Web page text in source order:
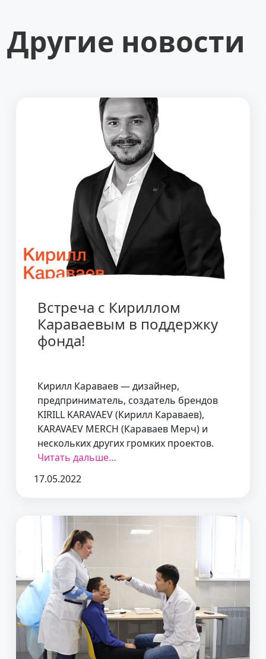
Другие новости
Встреча с Кириллом
Караваевым в поддержку
фонда!
Кирилл Караваев — дизайнер,
предприниматель, создатель брендов
KIRILL KARAVAEV (Кирилл Караваев),
KARAVAEV MERCH (Караваев Мерч) и
нескольких других громких проектов.
Читать дальше…
17.05.2022